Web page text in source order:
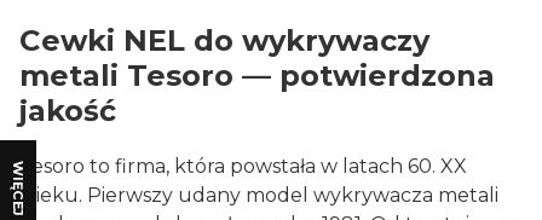
WIĘCEJ
Cewki NEL do wykrywaczy
metali Tesoro — potwierdzona
jakość
Tesoro to firma, która powstała w latach 60. XX
wieku. Pierwszy udany model wykrywacza metali